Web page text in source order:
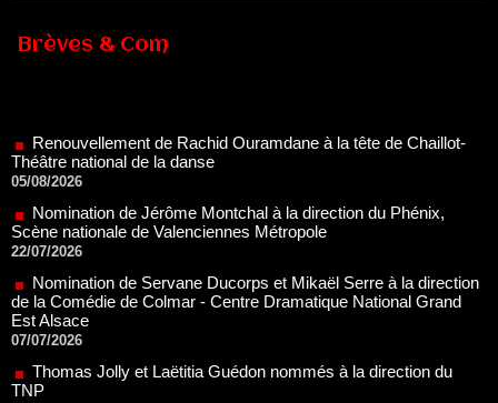
Brèves & Com
05/08/2026
Nomination de Jérôme Montchal à la direction du Phénix,
Scène nationale de Valenciennes Métropole
22/07/2026
Nomination de Servane Ducorps et Mikaël Serre à la direction
de la Comédie de Colmar - Centre Dramatique National Grand
07/07/2026
Thomas Jolly et Laëtitia Guédon nommés à la direction du
TNP
02/07/2026
Fonds SACD Théâtre : les lauréats 2026